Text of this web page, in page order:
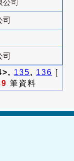
司
135, 136 [
筆資料